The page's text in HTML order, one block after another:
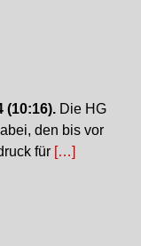
(10:16). Die HG
den bis vor
für […]